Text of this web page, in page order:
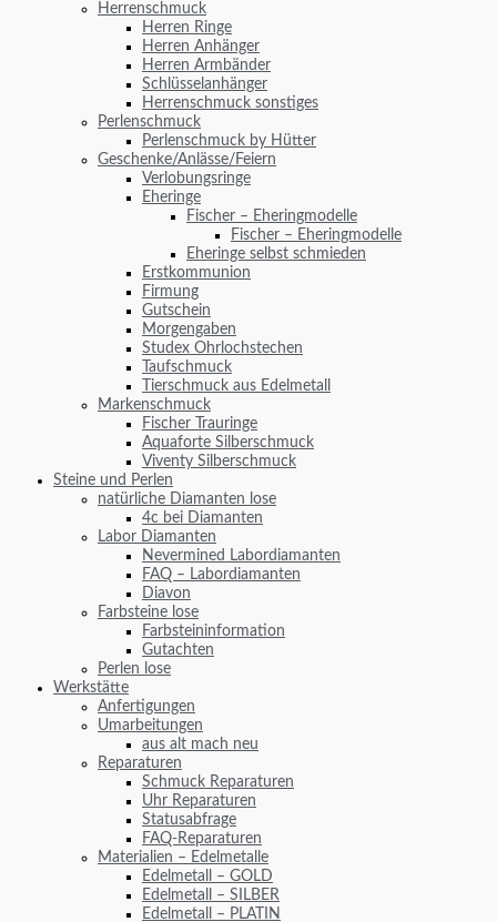
Herrenschmuck
Herren Ringe
Herren Anhänger
Herren Armbänder
Schlüsselanhänger
Herrenschmuck sonstiges
Perlenschmuck
Perlenschmuck by Hütter
Geschenke/Anlässe/Feiern
Verlobungsringe
Eheringe
Fischer – Eheringmodelle
Fischer – Eheringmodelle
Eheringe selbst schmieden
Erstkommunion
Firmung
Gutschein
Morgengaben
Studex Ohrlochstechen
Taufschmuck
Tierschmuck aus Edelmetall
Markenschmuck
Fischer Trauringe
Aquaforte Silberschmuck
Viventy Silberschmuck
Steine und Perlen
natürliche Diamanten lose
4c bei Diamanten
Labor Diamanten
Nevermined Labordiamanten
FAQ – Labordiamanten
Diavon
Farbsteine lose
Farbsteininformation
Gutachten
Perlen lose
Werkstätte
Anfertigungen
Umarbeitungen
aus alt mach neu
Reparaturen
Schmuck Reparaturen
Uhr Reparaturen
Statusabfrage
FAQ-Reparaturen
Materialien – Edelmetalle
Edelmetall – GOLD
Edelmetall – SILBER
Edelmetall – PLATIN